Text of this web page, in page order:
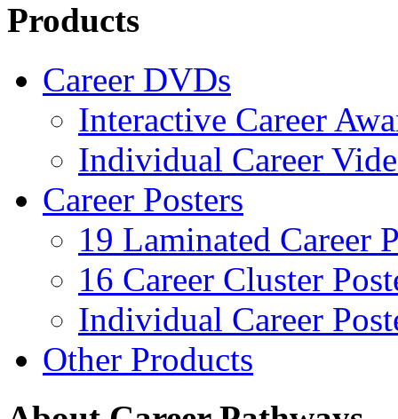
Products
Career DVDs
Interactive Career
Individual Career
Career Posters
19 Laminated Career
16 Career Cluster
Individual Career
Other Products